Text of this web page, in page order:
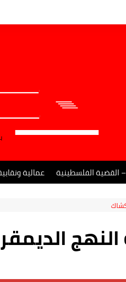
– القضية الفلسطينية عمالية